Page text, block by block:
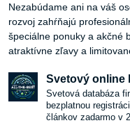
Nezabúdame ani na váš
rozvoj zahŕňajú
špeciálne ponuky a akčné
atraktívne zľavy a
Svetový online
Svetová databáza
bezplatnou
článkov zadarmo v